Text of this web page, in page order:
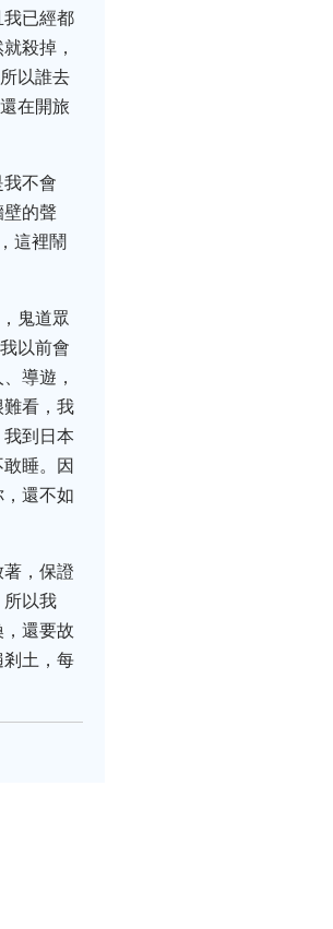
我已經都
殺掉，
以誰去
在開旅
不會
壁的聲
這裡鬧
鬼道眾
以前會
導遊，
難看，我
到日本
睡。因
還不如
，保證
所以我
還要故
剎土，每